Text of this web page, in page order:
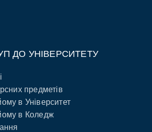
ДО УНІВЕРСИТЕТУ
предметів
в Університет
в Коледж